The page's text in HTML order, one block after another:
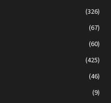
(326)
(67)
(60)
(425)
(46)
(9)